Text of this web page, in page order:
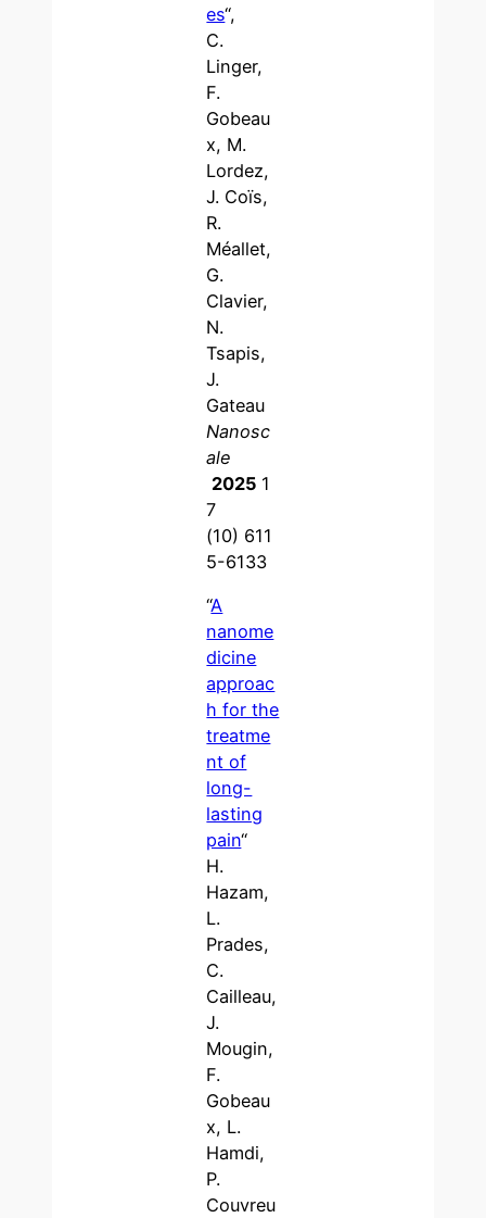
es“,
C.
Linger,
F.
Gobeau
x, M.
Lordez,
J. Coïs,
R.
Méallet,
G.
Clavier,
N.
Tsapis,
J.
Gateau
Nanosc
ale
2025 1
7
(10) 611
5-6133
“A
nanome
dicine
approac
h for the
treatme
nt of
long-
lasting
pain“
H.
Hazam,
L.
Prades,
C.
Cailleau,
J.
Mougin,
F.
Gobeau
x, L.
Hamdi,
P.
Couvreu